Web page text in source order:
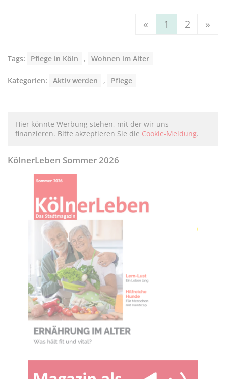
« 1 2 »
Tags: Pflege in Köln , Wohnen im Alter
Kategorien: Aktiv werden , Pflege
Hier könnte Werbung stehen, mit der wir uns
finanzieren. Bitte akzeptieren Sie die Cookie-Meldung.
KölnerLeben Sommer 2026